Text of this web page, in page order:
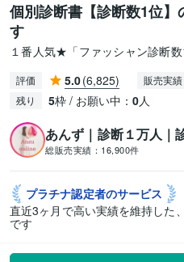
個別診断書【診断数1位】
す
１番人気★「ファッシャン診断
評価 5.0(6,825) 販売実績
残り 5枠 / お願い中： 0人
あんず｜診断１万人｜
総販売実績： 16,900件
プラチナ認定者のサービス
直近3ヶ月で高い実績を維持した
です